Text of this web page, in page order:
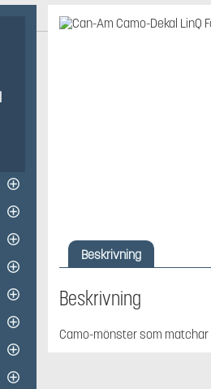
Beskrivning
Beskrivning
Camo-mönster som matchar